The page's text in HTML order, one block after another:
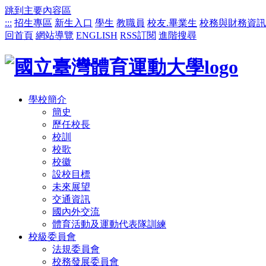
跳到主要內容區
::: 招生專區 新生入口 學生 教職員 校友.畢業生 校務與財務資
回首頁 網站導覽 ENGLISH RSS訂閱 進階搜尋
學校簡介
簡史
歷任校長
校訓
校歌
校徽
設校目標
未來展望
交通資訊
國內外交流
體育活動及運動代表隊訓練
校級委員會
法規委員會
校務發展委員會